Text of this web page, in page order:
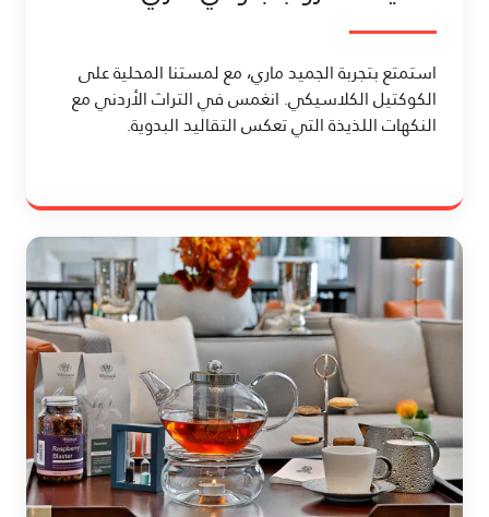
استمتع بتجربة الجميد ماري، مع لمستنا المحلية على
الكوكتيل الكلاسيكي. انغمس في التراث الأردني مع
النكهات اللذيذة التي تعكس التقاليد البدوية.